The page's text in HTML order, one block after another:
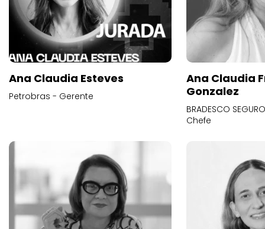
Ana Claudia Esteves
Petrobras - Gerente
Ana Claudia
Gonzalez
BRADESCO
Chefe